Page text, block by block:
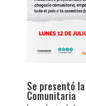
Se presentó
Comunitaria